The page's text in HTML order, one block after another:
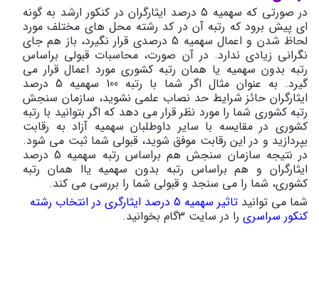
در صورتی که سهمیه 5 درصد ایثارگران در کنکور ارشد به گونه
ای پیش برود که رتبه آن در کد رشته محل های مختلف مورد
لحاظ شدن و اعمال سهمیه 5 درصدی قرار نگیرد، باز هم جای
نگرانی زیادی ندارد. در آن صورت، محاسبات قبولی براساس
رتبه بدون سهمیه یا همان رتبه کشوری مورد اعمال قرار می
گیرد. به عنوان مثال اگر شما با رتبه 100 سهمیه 5 درصد
ایثارگران حائز شرایط حد نصاب علمی نشوید، سازمان سنجش
رتبه کشوری شما را مورد نظر قرار می دهد که اگر بتوانید با رتبه
کشوری در مقایسه با سایر داوطلبان سهمیه آزاد به رقابت
بپردازید و در این رقابت موفق شوید، قبولی شما ثبت می شود.
در نتیجه سازمان سنجش هم براساس رتبه سهمیه 5 درصد
ایثارگران و هم براساس رتبه بدون سهمیه یاا همان رتبه
کشوری، شما را می سنجد و قبولی شما را بررسی می کند.
شما می توانید
تاثیر سهمیه 5 درصد ایثارگری در انتخاب رشته
کنکور سراسری را در سایت 3گام بخوانید.